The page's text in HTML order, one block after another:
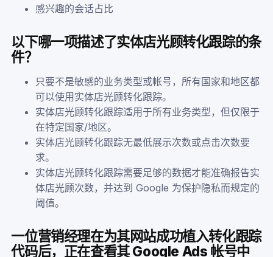
感兴趣的会话占比
以下哪一项描述了实体店光顾转化跟踪的条
件？
只要不是敏感的业务类型或帐号，所有国家和地区都
可以使用实体店光顾转化跟踪。
实体店光顾转化跟踪适用于所有业务类型，但仅限于
在特定国家/地区。
实体店光顾转化跟踪无最低展示次数或点击次数要
求。
实体店光顾转化跟踪需要足够的数据才能准确报告实
体店光顾次数，并达到 Google 为保护隐私而规定的
阈值。
一位营销经理在为其网站成功植入转化跟踪
代码后，正在查看其 Google Ads 帐号中